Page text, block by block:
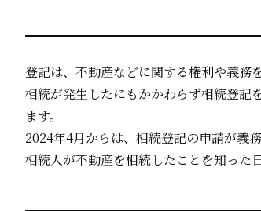
登記は、不動産などに関する権利や義務
相続が発生したにもかかわらず相続登記
ます。
2024年4月からは、相続登記の申請が義務
相続人が不動産を相続したことを知った